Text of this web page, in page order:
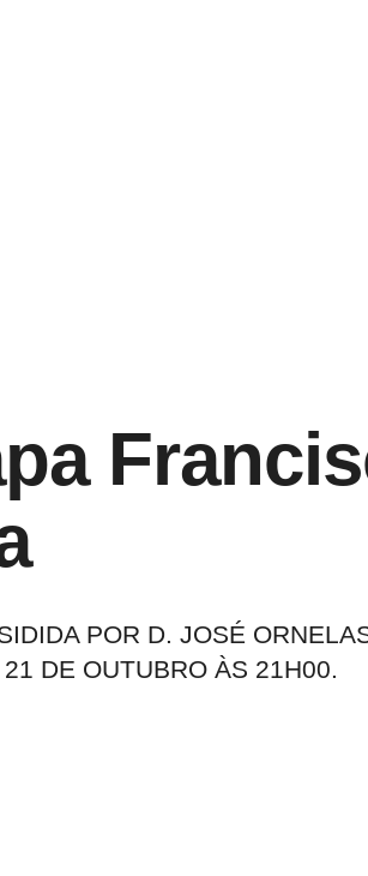
POR D. JOSÉ
DE OUTUBRO ÀS 21H00.